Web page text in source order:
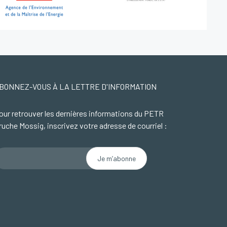
VOUS À LA LETTRE D'INFORMATION
retrouver les dernières informations du PETR
Mossig, inscrivez votre adresse de courriel :